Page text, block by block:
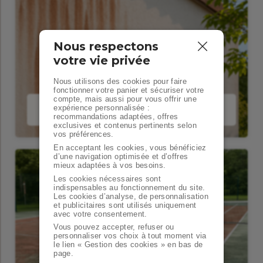
Traitements Façades et Murs
Nous respectons
votre vie privée
Nous utilisons des cookies pour faire
fonctionner votre panier et sécuriser votre
compte, mais aussi pour vous offrir une
expérience personnalisée :
recommandations adaptées, offres
exclusives et contenus pertinents selon
vos préférences.
En acceptant les cookies, vous bénéficiez
d’une navigation optimisée et d’offres
mieux adaptées à vos besoins.
Les cookies nécessaires sont
indispensables au fonctionnement du site.
Les cookies d’analyse, de personnalisation
et publicitaires sont utilisés uniquement
avec votre consentement.
Vous pouvez accepter, refuser ou
personnaliser vos choix à tout moment via
le lien « Gestion des cookies » en bas de
page.